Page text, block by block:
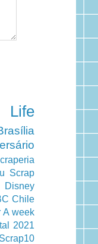
Life
Scrap
Disney
Chile
A week
2021
Scrap10